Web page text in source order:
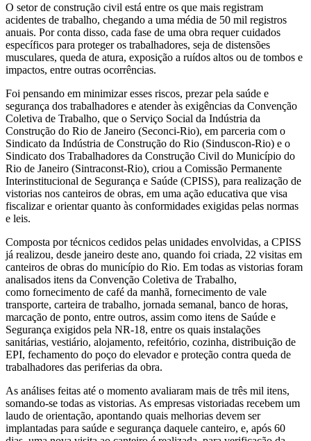
O setor de construção civil está entre os que mais registram
acidentes de trabalho, chegando a uma média de 50 mil registros
anuais. Por conta disso, cada fase de uma obra requer cuidados
específicos para proteger os trabalhadores, seja de distensões
musculares, queda de atura, exposição a ruídos altos ou de tombos e
impactos, entre outras ocorrências.
Foi pensando em minimizar esses riscos, prezar pela saúde e
segurança dos trabalhadores e atender às exigências da Convenção
Coletiva de Trabalho, que o Serviço Social da Indústria da
Construção do Rio de Janeiro (Seconci-Rio), em parceria com o
Sindicato da Indústria de Construção do Rio (Sinduscon-Rio) e o
Sindicato dos Trabalhadores da Construção Civil do Município do
Rio de Janeiro (Sintraconst-Rio), criou a Comissão Permanente
Interinstitucional de Segurança e Saúde (CPISS), para realização de
vistorias nos canteiros de obras, em uma ação educativa que visa
fiscalizar e orientar quanto às conformidades exigidas pelas normas
e leis.
Composta por técnicos cedidos pelas unidades envolvidas, a CPISS
já realizou, desde janeiro deste ano, quando foi criada, 22 visitas em
canteiros de obras do município do Rio. Em todas as vistorias foram
analisados itens da Convenção Coletiva de Trabalho,
como fornecimento de café da manhã, fornecimento de vale
transporte, carteira de trabalho, jornada semanal, banco de horas,
marcação de ponto, entre outros, assim como itens de Saúde e
Segurança exigidos pela NR-18, entre os quais instalações
sanitárias, vestiário, alojamento, refeitório, cozinha, distribuição de
EPI, fechamento do poço do elevador e proteção contra queda de
trabalhadores das periferias da obra.
As análises feitas até o momento avaliaram mais de três mil itens,
somando-se todas as vistorias. As empresas vistoriadas recebem um
laudo de orientação, apontando quais melhorias devem ser
implantadas para saúde e segurança daquele canteiro, e, após 60